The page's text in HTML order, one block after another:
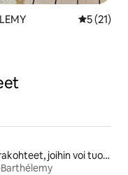
5 (21)
Vuokrakohteet, joihin voi tuoda lemmikin